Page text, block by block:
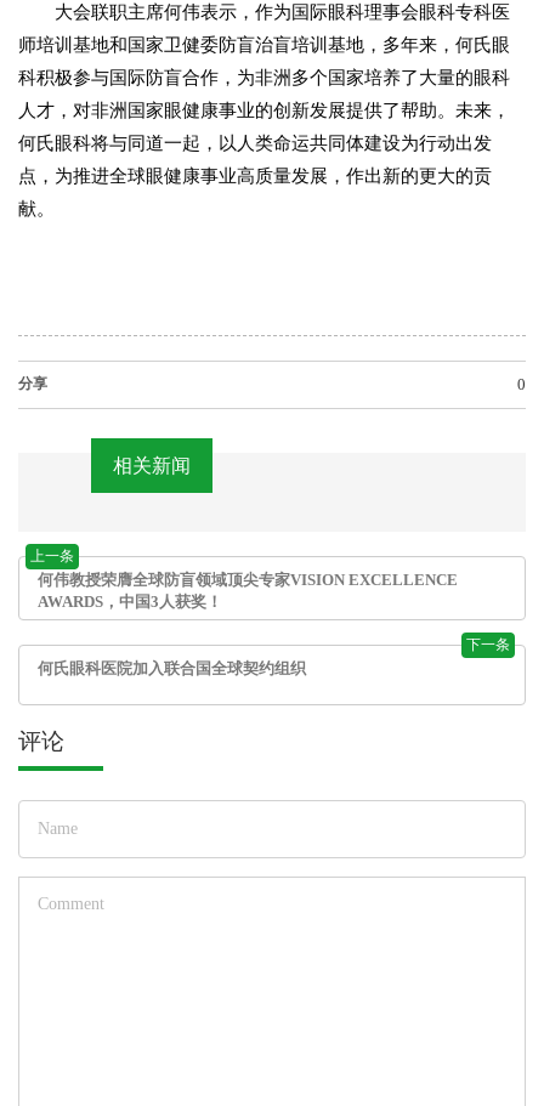
大会联职主席何伟表示，作为国际眼科理事会眼科专科医
师培训基地和国家卫健委防盲治盲培训基地，多年来，何氏眼
科积极参与国际防盲合作，为非洲多个国家培养了大量的眼科
人才，对非洲国家眼健康事业的创新发展提供了帮助。未来，
何氏眼科将与同道一起，以人类命运共同体建设为行动出发
点，为推进全球眼健康事业高质量发展，作出新的更大的贡
献。
分享 0
相关新闻
上一条
何伟教授荣膺全球防盲领域顶尖专家VISION EXCELLENCE
AWARDS，中国3人获奖！
下一条
何氏眼科医院加入联合国全球契约组织
评论